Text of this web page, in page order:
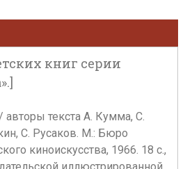
книг серии
текста А. Кумма, С.
С. Русаков. М.: Бюро
киноискусства, 1966. 18 с.,